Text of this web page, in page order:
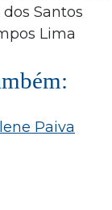
Santos
Lima